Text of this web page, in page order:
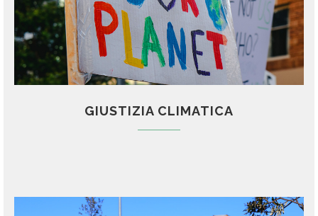
GIUSTIZIA CLIMATICA